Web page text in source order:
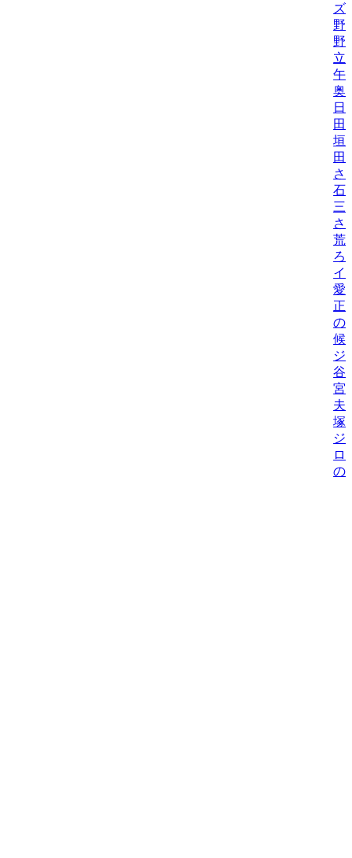
ズ
野
野
立
午
奥
日
田
垣
田
さ
石
三
さ
荒
ろ
イ
愛
正
の
候/
ジ
谷
宮
夫
塚
ジ
ロ
の